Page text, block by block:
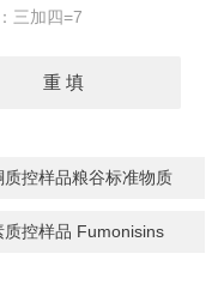
三加四=7
控样品粮谷标准物质
控样品 Fumonisins